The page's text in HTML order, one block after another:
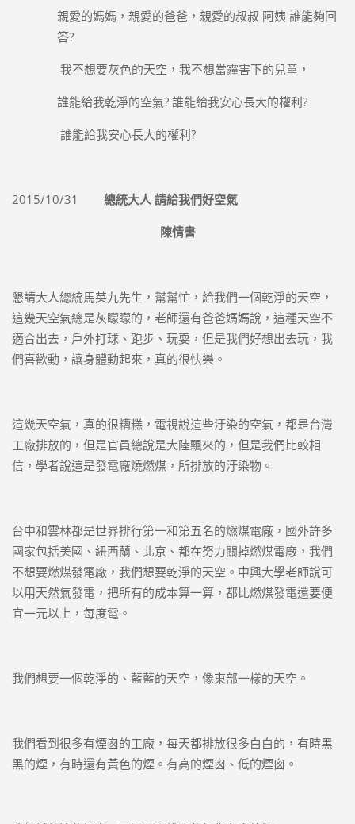
親愛的媽媽，親愛的爸爸，親愛的叔叔 阿姨 誰能夠回
答?
我不想要灰色的天空，我不想當霾害下的兒童，
誰能給我乾淨的空氣? 誰能給我安心長大的權利?
誰能給我安心長大的權利?
2015/10/31 總統大人 請給我們好空氣
陳情書
懇請大人總統馬英九先生，幫幫忙，給我們一個乾淨的天空，
這幾天空氣總是灰矇矇的，老師還有爸爸媽媽說，這種天空不
適合出去，戶外打球、跑步、玩耍，但是我們好想出去玩，我
們喜歡動，讓身體動起來，真的很快樂。
這幾天空氣，真的很糟糕，電視說這些汙染的空氣，都是台灣
工廠排放的，但是官員總說是大陸飄來的，但是我們比較相
信，學者說這是發電廠燒燃煤，所排放的汙染物。
台中和雲林都是世界排行第一和第五名的燃煤電廠，國外許多
國家包括美國、紐西蘭、北京、都在努力關掉燃煤電廠，我們
不想要燃煤發電廠，我們想要乾淨的天空。中興大學老師說可
以用天然氣發電，把所有的成本算一算，都比燃煤發電還要便
宜一元以上，每度電。
我們想要一個乾淨的、藍藍的天空，像東部一樣的天空。
我們看到很多有煙囪的工廠，每天都排放很多白白的，有時黑
黑的煙，有時還有黃色的煙。有高的煙囪、低的煙囪。